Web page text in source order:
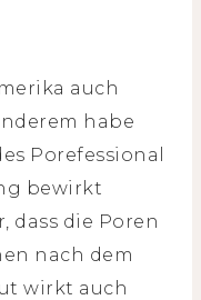
auch
habe
Porefessional
bewirkt
dass die Poren
nach dem
wirkt auch